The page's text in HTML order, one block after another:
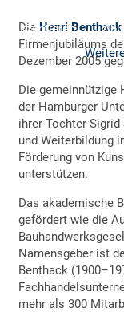
Die Henri
Firmenjubiläums
Dezember 2005
Die gemeinnützige
der Hamburger
ihrer Tochter
und Weiterbildung
Förderung von
unterstützen.
Das akademische
gefördert wie die
Namensgeber ist
Benthack
mehr als 300
Akzeptieren